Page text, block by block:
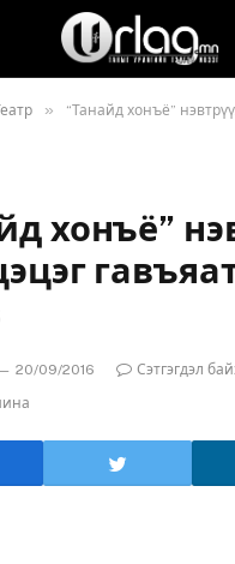
» “Танайд хонъё” нэвтрүүлэг –
хонъё”
20/09/2016
Сэтгэгдэл